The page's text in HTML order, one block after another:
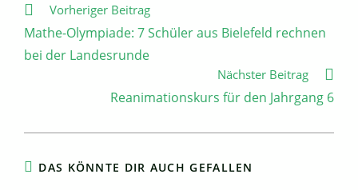
Weitere
Artikel
ansehen
Vorheriger Beitrag
Mathe-Olympiade: 7 Schüler aus Bielefeld rechnen
bei der Landesrunde
Nächster Beitrag
Reanimationskurs für den Jahrgang 6
DAS KÖNNTE DIR AUCH GEFALLEN